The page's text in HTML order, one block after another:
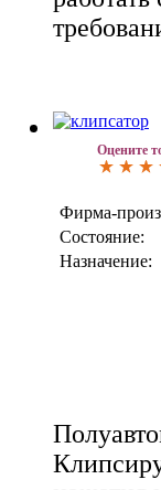
Оцените
Фирма-
Состояние:
Назначение: